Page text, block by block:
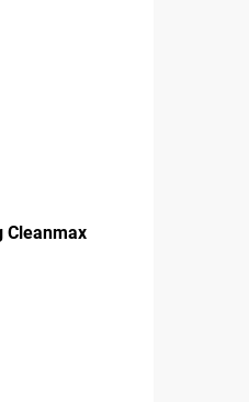
Cleanmax